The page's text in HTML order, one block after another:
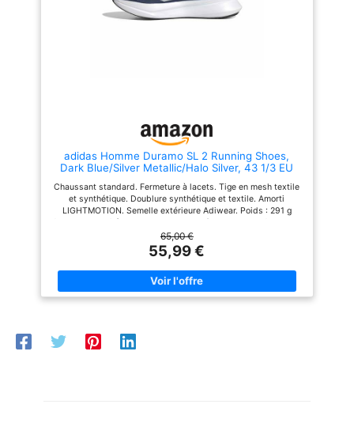
efficaces. La semelle extérieure
en caoutchouc est
【Plusieurs Occacions】: Les
baskets et chaussures de sport
homme conviennent à la course,
gym, au jogging, au cyclisme, à
l'exercice, au travail, au basket-
ball, au tennis, au football, aux
vacances, aux loisirs, achats
activités intérieures et
marche décontractées à enfiler
adidas Homme Duramo SL 2 Running Shoes,
Dark Blue/Silver Metallic/Halo Silver, 43 1/3 EU
Chaussant standard. Fermeture à lacets. Tige en mesh textile
et synthétique. Doublure synthétique et textile. Amorti
LIGHTMOTION. Semelle extérieure Adiwear. Poids : 291 g
(pointure 42 2/3). Drop semelle intermédiaire : 9 mm (talon 33
mm / avant-pied 24 mm).
65,00 €
55,99 €